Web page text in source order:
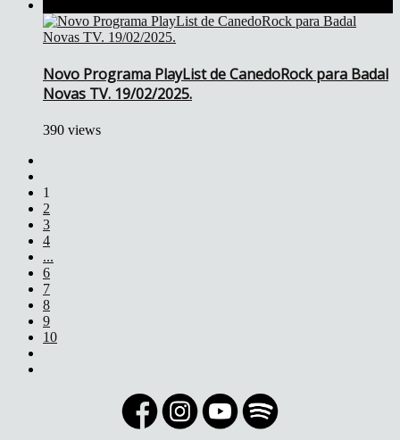
Novo Programa PlayList de CanedoRock para Badal
Novas TV. 19/02/2025.
390 views
1
2
3
4
...
6
7
8
9
10